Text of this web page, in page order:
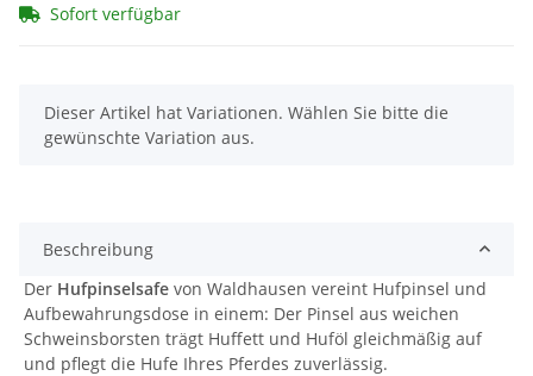
Sofort verfügbar
x
Dieser Artikel hat Variationen. Wählen Sie bitte die
gewünschte Variation aus.
Beschreibung
Der Hufpinselsafe von Waldhausen vereint Hufpinsel und
Aufbewahrungsdose in einem: Der Pinsel aus weichen
Schweinsborsten trägt Huffett und Huföl gleichmäßig auf
und pflegt die Hufe Ihres Pferdes zuverlässig.